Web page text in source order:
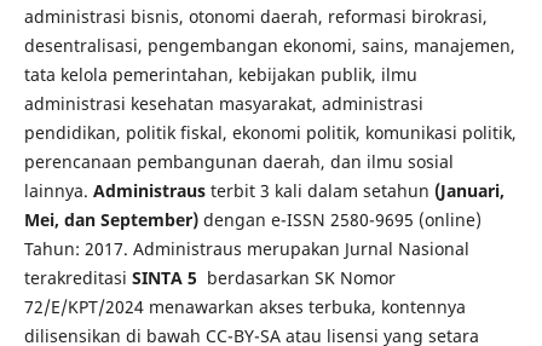
administrasi bisnis, otonomi daerah, reformasi birokrasi,
desentralisasi, pengembangan ekonomi, sains, manajemen,
tata kelola pemerintahan, kebijakan publik, ilmu
administrasi kesehatan masyarakat, administrasi
pendidikan, politik fiskal, ekonomi politik, komunikasi politik,
perencanaan pembangunan daerah, dan ilmu sosial
lainnya. Administrausterbit 3 kali dalam setahun (Januari,
Mei, dan September)dengan e-ISSN 2580-9695 (online)
Tahun: 2017. Administraus merupakan Jurnal Nasional
terakreditasi SINTA 5 berdasarkan SK Nomor
72/E/KPT/2024 menawarkan akses terbuka, kontennya
dilisensikan di bawah CC-BY-SA atau lisensi yang setara